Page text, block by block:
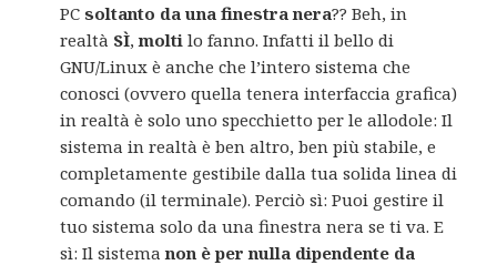
PCsoltanto da una finestra nera?? Beh, in
realtà SÌ,molti lo fanno. Infatti il bello di
GNU/Linux è anche che l’intero sistema che
conosci (ovvero quella tenera interfaccia grafica)
in realtà è solo uno specchietto per le allodole: Il
sistema in realtà è ben altro, ben più stabile, e
completamente gestibile dalla tua solida linea di
comando (il terminale). Perciò sì: Puoi gestire il
tuo sistema solo da una finestra nera se ti va. E
sì: Il sistemanon è per nulla dipendente da